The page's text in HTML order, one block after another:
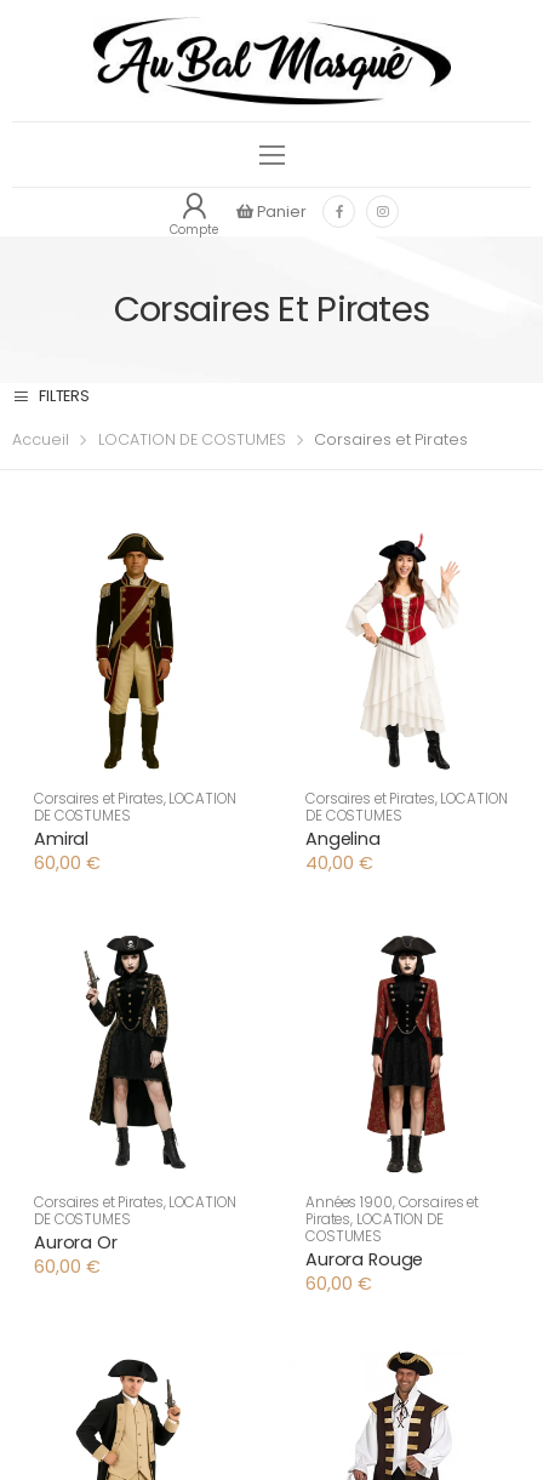
Compte
Panier
Corsaires Et Pirates
FILTERS
Accueil LOCATION DE COSTUMES Corsaires et Pirates
Corsaires et Pirates,LOCATION
DE COSTUMES
Amiral
60,00 €
Corsaires et Pirates,LOCATION
DE COSTUMES
Angelina
40,00 €
Corsaires et Pirates,LOCATION
DE COSTUMES
Aurora Or
60,00 €
Années 1900,Corsaires et
Pirates, LOCATION DE
COSTUMES
Aurora Rouge
60,00 €